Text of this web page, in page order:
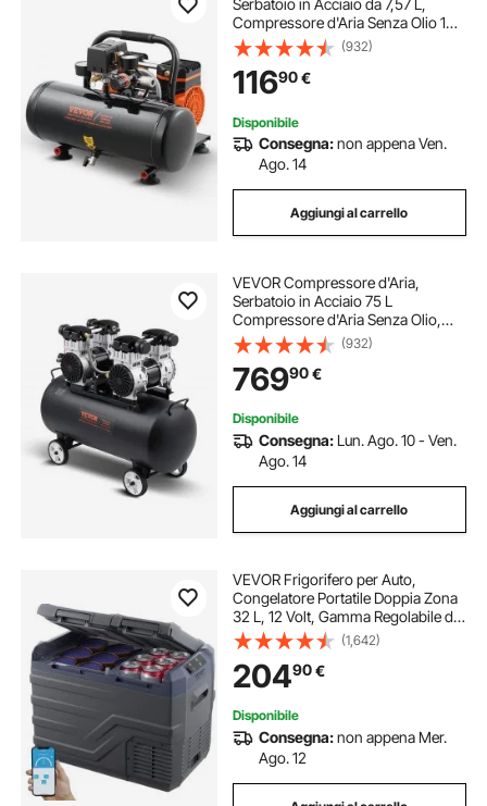
Serbatoio in Acciaio da 7,57 L,
Compressore d'Aria Senza Olio 1
HP 2,5 CFM 8 Bar Pressione
Massima 120 PSI, Compressore
Portatile Silenzioso 81 DB, per
Riparazioni Auto
(932)
11690€
Disponibile
Consegna:non appena Ven.
Ago. 14
Aggiungi al carrello
VEVOR Compressore d'Aria,
Serbatoio in Acciaio 75 L
Compressore d'Aria Senza Olio,
Compressore Portatile Ultra
Silenzioso da 78 dB per Riparazioni
Auto, Gonfiaggio Pneumatici,
Verniciatura a Spruzzo
(932)
76990€
Disponibile
Consegna: Lun. Ago. 10 - Ven.
Ago. 14
Aggiungi al carrello
VEVOR Frigorifero per Auto,
Congelatore Portatile Doppia Zona
32 L, 12 Volt, Gamma Regolabile da
-20 ~ 20 ℃, Dispositivo di
Raffreddamento a Compressore
12/24 V CC e 100-240 V CA per
Campeggio Camper
(1,642)
20490€
Disponibile
Consegna:non appena Mer.
Ago. 12